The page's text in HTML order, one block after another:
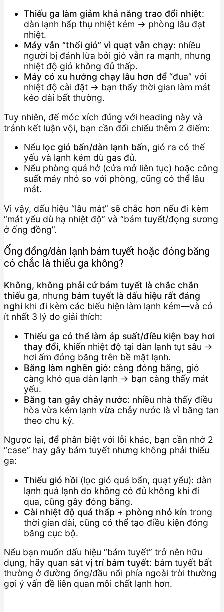
Thiếu ga làm giảm khả năng trao đổi nhiệt:
dàn lạnh hấp thụ nhiệt kém → phòng lâu đạt
nhiệt.
Máy vẫn “thổi gió” vì quạt vẫn chạy: nhiều
người bị đánh lừa bởi gió vẫn ra mạnh, nhưng
nhiệt độ gió không đủ thấp.
Máy có xu hướng chạy lâu hơn để “đua” với
nhiệt độ cài đặt → bạn thấy thời gian làm mát
kéo dài bất thường.
Tuy nhiên, để móc xích đúng với heading này và
tránh kết luận vội, bạn cần đối chiếu thêm 2 điểm:
Nếu lọc gió bẩn/dàn lạnh bẩn, gió ra có thể
yếu và lạnh kém dù gas đủ.
Nếu phòng quá hở (cửa mở liên tục) hoặc công
suất máy nhỏ so với phòng, cũng có thể lâu
mát.
Vì vậy, dấu hiệu “lâu mát” sẽ chắc hơn nếu đi kèm
“mát yếu dù hạ nhiệt độ” và “bám tuyết/đọng sương
ở ống đồng”.
Ống đồng/dàn lạnh bám tuyết hoặc đóng băng
có chắc là thiếu ga không?
Không, không phải cứ bám tuyết là chắc chắn
thiếu ga, nhưng bám tuyết là dấu hiệu rất đáng
nghi khi đi kèm các biểu hiện làm lạnh kém—và có
ít nhất 3 lý do giải thích:
Thiếu ga có thể làm áp suất/điều kiện bay hơi
thay đổi, khiến nhiệt độ tại dàn lạnh tụt sâu →
hơi ẩm đóng băng trên bề mặt lạnh.
Băng làm nghẽn gió: càng đóng băng, gió
càng khó qua dàn lạnh → bạn càng thấy mát
yếu.
Băng tan gây chảy nước: nhiều nhà thấy điều
hòa vừa kém lạnh vừa chảy nước là vì băng tan
theo chu kỳ.
Ngược lại, để phân biệt với lỗi khác, bạn cần nhớ 2
“case” hay gây bám tuyết nhưng không phải thiếu
ga:
Thiếu gió hồi (lọc gió quá bẩn, quạt yếu): dàn
lạnh quá lạnh do không có đủ không khí đi
qua, cũng gây đóng băng.
Cài nhiệt độ quá thấp + phòng nhỏ kín trong
thời gian dài, cũng có thể tạo điều kiện đóng
băng cục bộ.
Nếu bạn muốn dấu hiệu “bám tuyết” trở nên hữu
dụng, hãy quan sát vị trí bám tuyết: bám tuyết bất
thường ở đường ống/đầu nối phía ngoài trời thường
gợi ý vấn đề liên quan môi chất lạnh hơn.